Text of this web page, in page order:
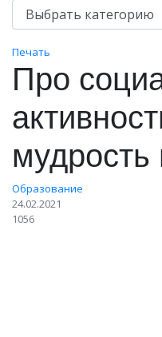
Печать
Про
Образование
24.02.2021
1056